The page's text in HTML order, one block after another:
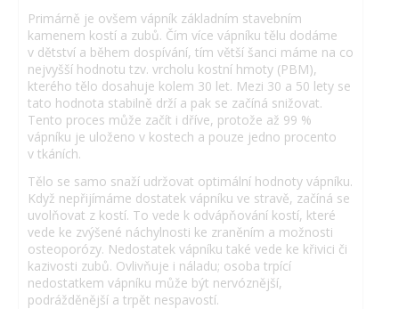
Primárně je ovšem vápník základním stavebním
kamenem kostí a zubů. Čím více vápníku tělu dodáme
v dětství a během dospívání, tím větší šanci máme na co
nejvyšší hodnotu tzv. vrcholu kostní hmoty (PBM),
kterého tělo dosahuje kolem 30 let. Mezi 30 a 50 lety se
tato hodnota stabilně drží a pak se začíná snižovat.
Tento proces může začít i dříve, protože až 99 %
vápníku je uloženo v kostech a pouze jedno procento
v tkáních.
Tělo se samo snaží udržovat optimální hodnoty vápníku.
Když nepřijímáme dostatek vápníku ve stravě, začíná se
uvolňovat z kostí. To vede k odvápňování kostí, které
vede ke zvýšené náchylnosti ke zraněním a možnosti
osteoporózy. Nedostatek vápníku také vede ke křivici či
kazivosti zubů. Ovlivňuje i náladu; osoba trpící
nedostatkem vápníku může být nervóznější,
podrážděnější a trpět nespavostí.